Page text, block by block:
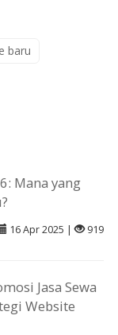
baru
Mana yang
16 Apr 2025 | 919
Jasa Sewa
Website